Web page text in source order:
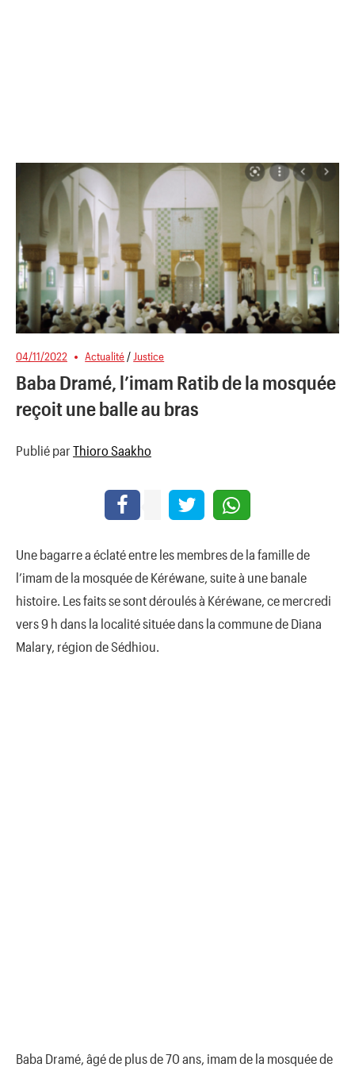
04/11/2022 Actualité / Justice
Baba Dramé, l’imam Ratib de la mosquée
reçoit une balle au bras
Publié par Thioro Saakho
Une bagarre a éclaté entre les membres de la famille de
l’imam de la mosquée de Kéréwane, suite à une banale
histoire. Les faits se sont déroulés à Kéréwane, ce mercredi
vers 9 h dans la localité située dans la commune de Diana
Malary, région de Sédhiou.
Baba Dramé, âgé de plus de 70 ans, imam de la mosquée de